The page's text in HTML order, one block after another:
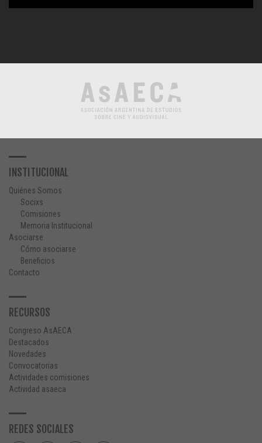
INSTITUCIONAL
Quiénes Somos
Socixs
Comisiones
Memoria Institucional
Asociarse
Cómo asociarse
Beneficios
Contacto
RECURSOS
Congreso AsAECA
Destacados
Novedades
Convocatorias
Actividades comisiones
Actividad asaeca
REDES SOCIALES